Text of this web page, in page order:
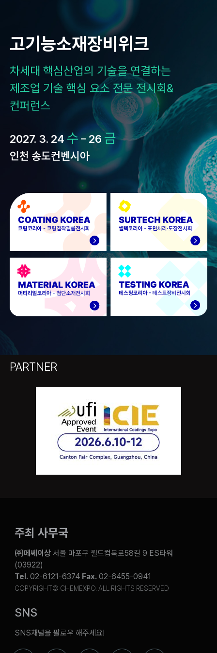
고기능소재장비위크
차세대 핵심산업의 기술을 연결하는
제조업 기술 핵심 요소 전문 전시회&
컨퍼런스
2027. 3. 24 수– 26 금
인천 송도컨벤시아
PARTNER
주최 사무국
㈜메쎄이상서울 마포구 월드컵북로58길 9 ES타워
(03922)
Tel.02-6121-6374 Fax.02-6455-0941
COPYRIGHT© CHEMEXPO. ALL RIGHTS RESERVED
SNS
SNS채널을 팔로우 해주세요!